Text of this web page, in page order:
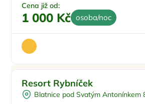
Cena již od:
1 000 Kč osoba/noc
Wellness procedury
Restaurace
Resort Rybníček
Blatnice pod Svatým Antonínkem